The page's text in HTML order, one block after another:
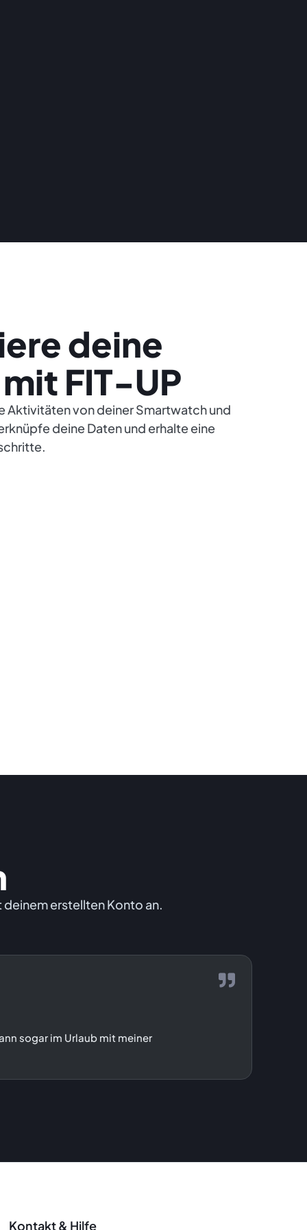
deine
FIT-UP
Aktivitäten von deiner Smartwatch und
deine Daten und erhalte eine
erstellten Konto an.
sogar im Urlaub mit meiner
Kontakt & Hilfe